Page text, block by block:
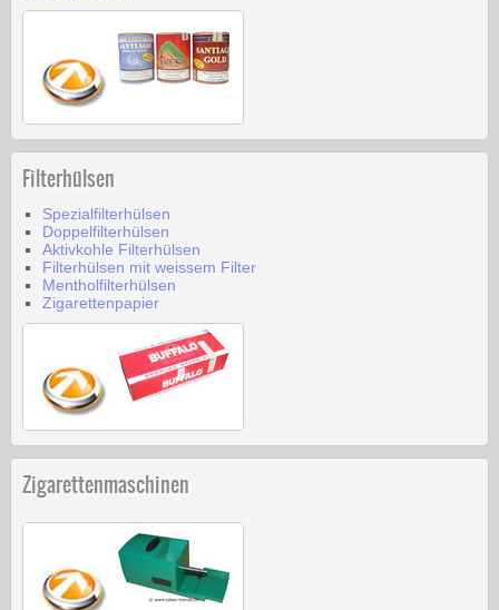
Filterhülsen
Spezialfilterhülsen
Doppelfilterhülsen
Aktivkohle Filterhülsen
Filterhülsen mit weissem Filter
Mentholfilterhülsen
Zigarettenpapier
Zigarettenmaschinen